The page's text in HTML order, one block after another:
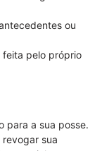
ou
pelo próprio
para a sua posse.
sua